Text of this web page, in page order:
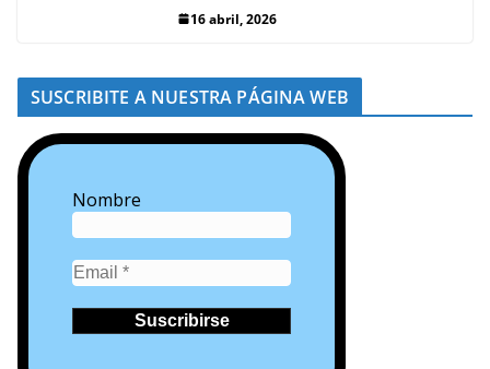
16 abril, 2026
SUSCRIBITE A NUESTRA PÁGINA WEB
Nombre